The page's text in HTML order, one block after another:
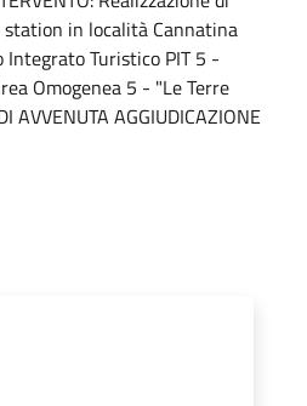
in località Cannatina
Turistico PIT 5 -
Omogenea 5 - "Le Terre
AVVENUTA AGGIUDICAZIONE